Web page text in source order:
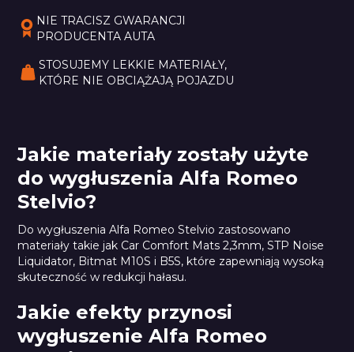
NIE TRACISZ GWARANCJI
PRODUCENTA AUTA
STOSUJEMY LEKKIE MATERIAŁY,
KTÓRE NIE OBCIĄŻAJĄ POJAZDU
Jakie materiały zostały użyte
do wygłuszenia Alfa Romeo
Stelvio?
Do wygłuszenia Alfa Romeo Stelvio zastosowano
materiały takie jak Car Comfort Mats 2,3mm, STP Noise
Liquidator, Bitmat M10S i B5S, które zapewniają wysoką
skuteczność w redukcji hałasu.
Jakie efekty przynosi
wygłuszenie Alfa Romeo